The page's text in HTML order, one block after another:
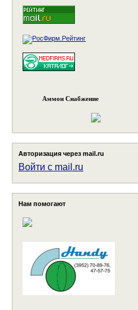
Аммон Снабжение
Авторизация через mail.ru
Войти с mail.ru
Нам помогают